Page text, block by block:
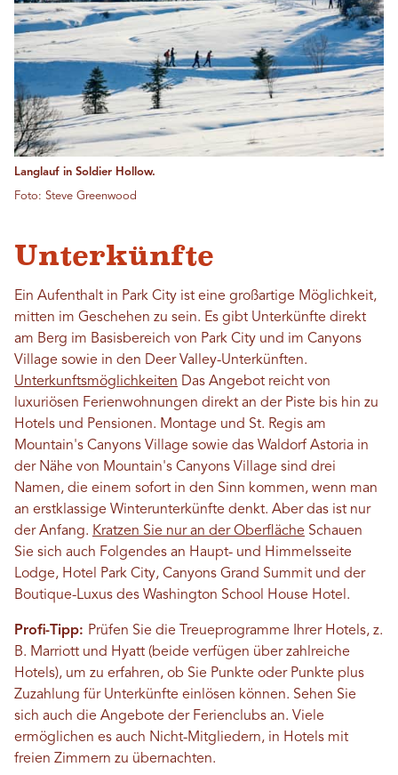
Langlauf in Soldier Hollow.
Foto: Steve Greenwood
Unterkünfte
Ein Aufenthalt in Park City ist eine großartige Möglichkeit,
mitten im Geschehen zu sein. Es gibt Unterkünfte direkt
am Berg im Basisbereich von Park City und im Canyons
Village sowie in den Deer Valley-Unterkünften.
Unterkunftsmöglichkeiten Das Angebot reicht von
luxuriösen Ferienwohnungen direkt an der Piste bis hin zu
Hotels und Pensionen. Montage und St. Regis am
Mountain's Canyons Village sowie das Waldorf Astoria in
der Nähe von Mountain's Canyons Village sind drei
Namen, die einem sofort in den Sinn kommen, wenn man
an erstklassige Winterunterkünfte denkt. Aber das ist nur
der Anfang. Kratzen Sie nur an der Oberfläche Schauen
Sie sich auch Folgendes an Haupt- und Himmelsseite
Lodge, Hotel Park City, Canyons Grand Summit und der
Boutique-Luxus des Washington School House Hotel.
Profi-Tipp: Prüfen Sie die Treueprogramme Ihrer Hotels, z.
B. Marriott und Hyatt (beide verfügen über zahlreiche
Hotels), um zu erfahren, ob Sie Punkte oder Punkte plus
Zuzahlung für Unterkünfte einlösen können. Sehen Sie
sich auch die Angebote der Ferienclubs an. Viele
ermöglichen es auch Nicht-Mitgliedern, in Hotels mit
freien Zimmern zu übernachten.